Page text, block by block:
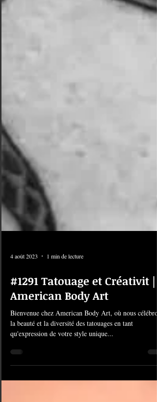
4 août 2023 1 min de lecture
#1291 Tatouage et Créativit |
American Body Art
la beauté et la diversité des tatouages en tant
qu'expression de votre style unique...